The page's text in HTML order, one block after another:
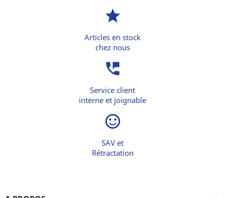
star
Articles en stock
chez nous
perm_phone_msg
Service client
interne et joignable
sentiment_satisfied_alt
SAV et
Rétractation